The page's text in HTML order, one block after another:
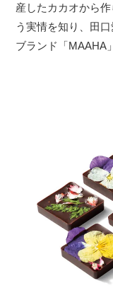
産したカカオから
う実情を知り、田
ブランド「MAAHA